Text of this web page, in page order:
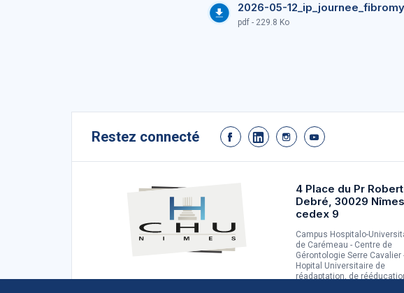
2026-05-
pdf - 229.8 Ko
Restez connecté
4 Place du Pr
Debré, 30029 Nîmes
cedex 9
Campus Hospitalo-
de Carémeau - Centre de
Gérontologie Serre Cavalier
Hopital Universitaire de
réadaptation, de